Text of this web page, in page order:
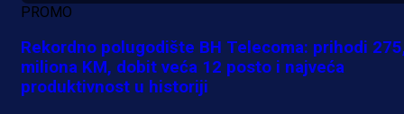
PROMO
Rekordno polugodište BH Telecoma: prihodi
miliona KM, dobit veća 12 posto i najveća
produktivnost u historiji